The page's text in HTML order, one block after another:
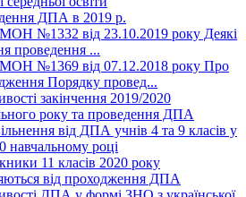
ДПА в 2019 р.
№1332 від 23.10.2019 року Деякі
проведення ...
№1369 від 07.12.2018 року Про
Порядку провед...
закінчення 2019/2020
року та проведення ДПА
від ДПА учнів 4 та 9 класів у
навчальному році
11 класів 2020 року
від проходження ДПА